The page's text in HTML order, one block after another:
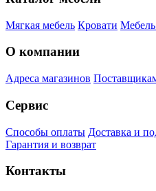
Мягкая мебель Кровати
О компании
Адреса магазинов
Сервис
Способы оплаты Доставка и
Гарантия и возврат
Контакты